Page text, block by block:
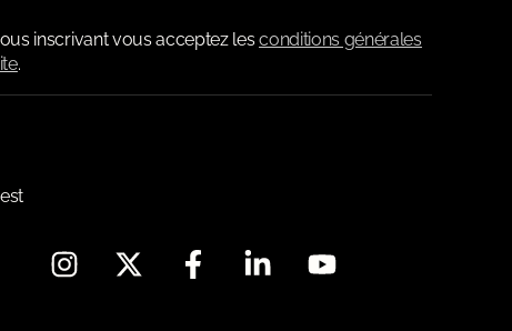
inscrivant vous acceptez lesconditions générales
.